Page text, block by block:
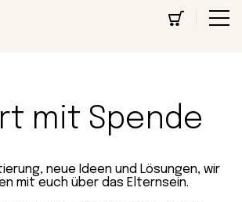
mit Spende
neue Ideen und Lösungen, wir
mit euch über das Elternsein.